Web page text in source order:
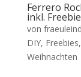
Ferrero
inkl. Freebie
von
DIY, Freebies,
Weihnachten